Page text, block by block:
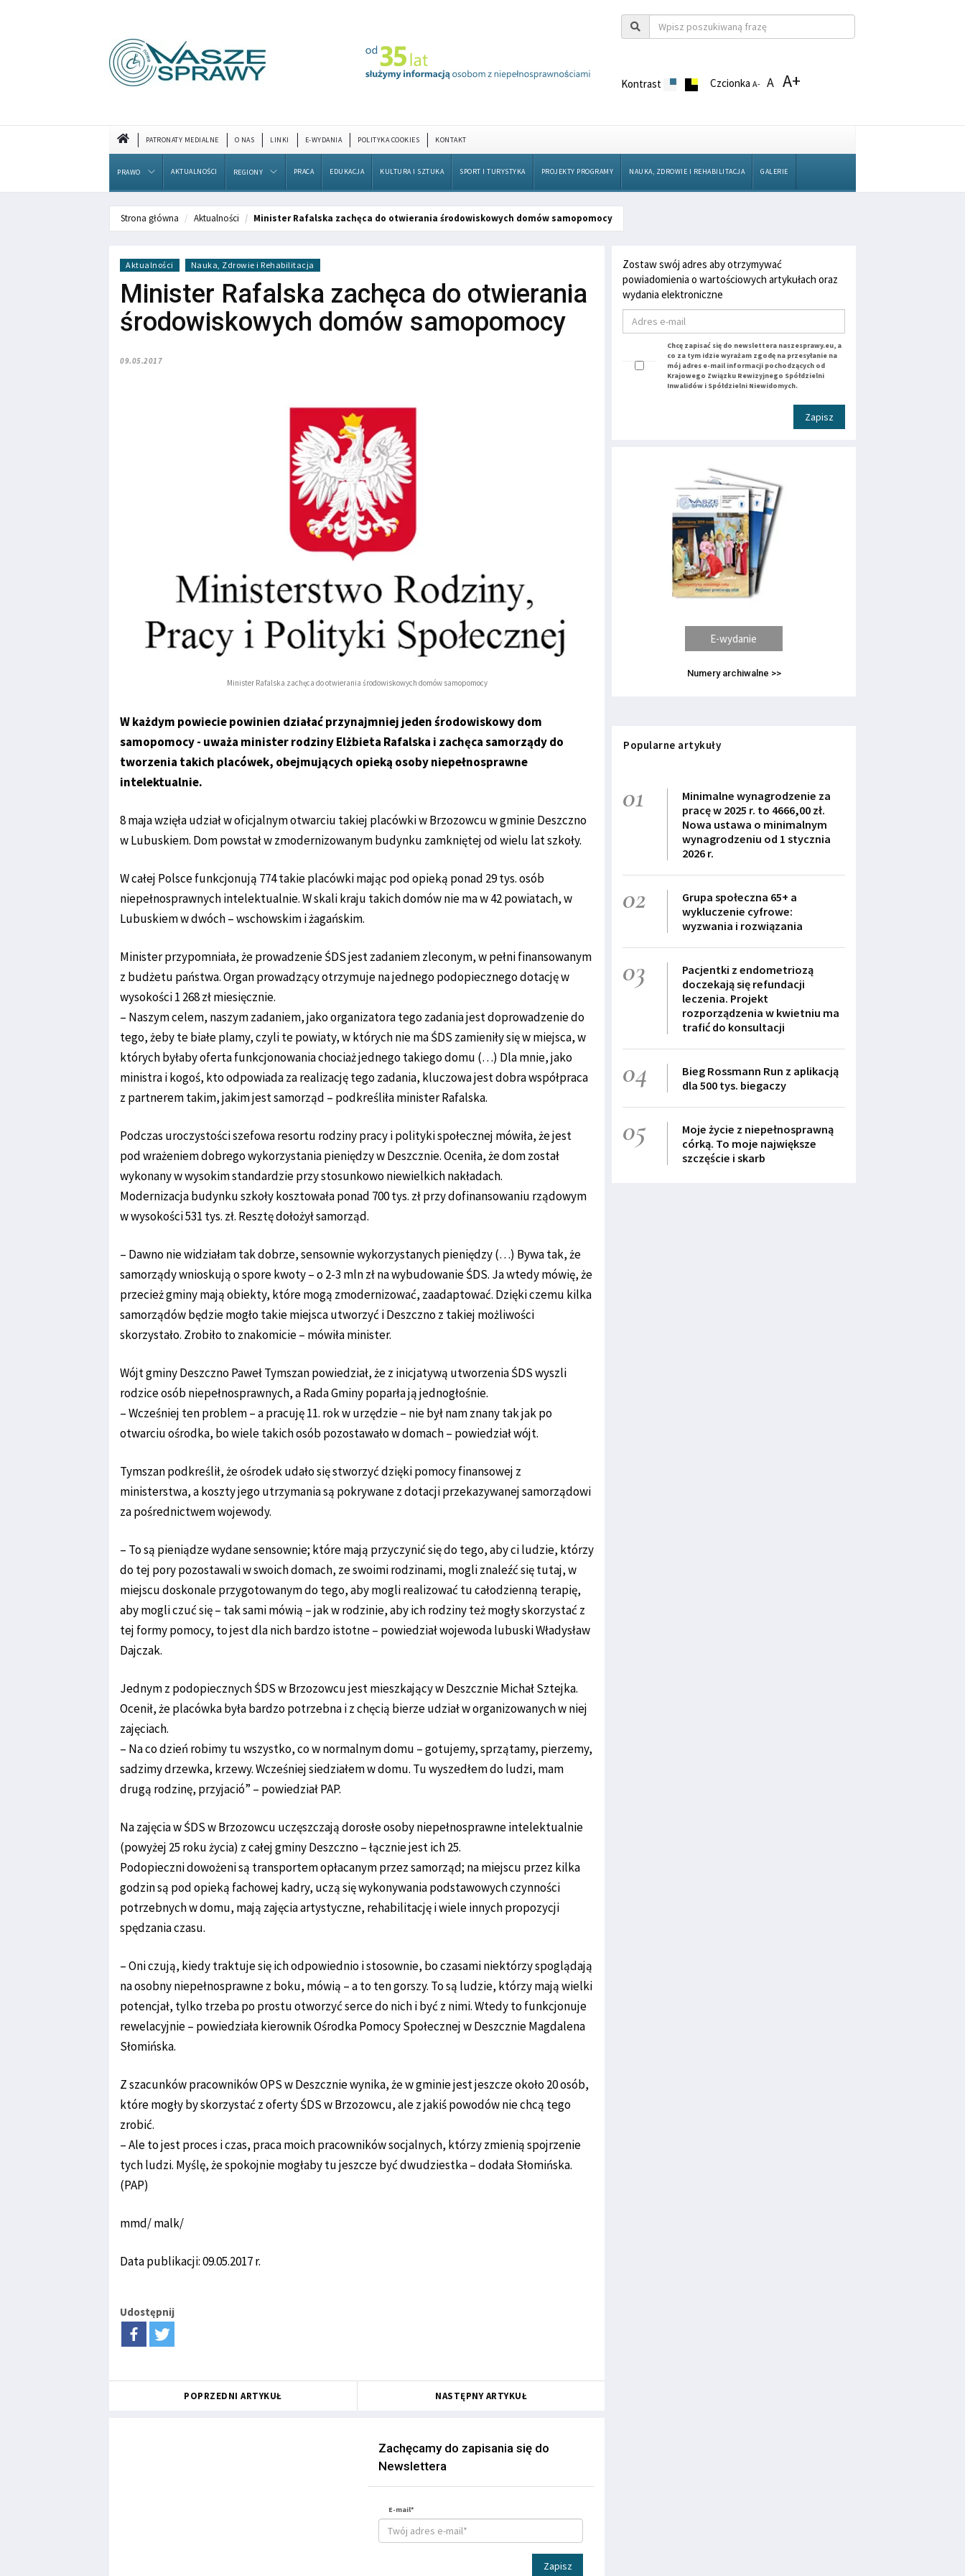
Kontrast CzcionkaA- A A+
PATRONATY MEDIALNE O NAS LINKI E-WYDANIA POLITYKA COOKIES KONTAKT
PRAWO AKTUALNOŚCI REGIONY PRACA EDUKACJA KULTURA I SZTUKA SPORT I TURYSTYKA PROJEKTY PROGRAMY NAUKA, ZDROWIE I REHABILITACJA GALERIE
Strona główna Aktualności Minister Rafalska zachęca do otwierania środowiskowych domów samopomocy
Aktualności Nauka, Zdrowie i Rehabilitacja
Minister Rafalska zachęca do otwierania
środowiskowych domów samopomocy
09.05.2017
Minister Rafalska zachęca do otwierania środowiskowych domów samopomocy
W każdym powiecie powinien działać przynajmniej jeden środowiskowy dom
samopomocy - uważa minister rodziny Elżbieta Rafalska i zachęca samorządy do
tworzenia takich placówek, obejmujących opieką osoby niepełnosprawne
intelektualnie.
8 maja wzięła udział w oficjalnym otwarciu takiej placówki w Brzozowcu w gminie Deszczno
w Lubuskiem. Dom powstał w zmodernizowanym budynku zamkniętej od wielu lat szkoły.
W całej Polsce funkcjonują 774 takie placówki mając pod opieką ponad 29 tys. osób
niepełnosprawnych intelektualnie. W skali kraju takich domów nie ma w 42 powiatach, w
Lubuskiem w dwóch – wschowskim i żagańskim.
Minister przypomniała, że prowadzenie ŚDS jest zadaniem zleconym, w pełni finansowanym
z budżetu państwa. Organ prowadzący otrzymuje na jednego podopiecznego dotację w
wysokości 1 268 zł miesięcznie.
– Naszym celem, naszym zadaniem, jako organizatora tego zadania jest doprowadzenie do
tego, żeby te białe plamy, czyli te powiaty, w których nie ma ŚDS zamieniły się w miejsca, w
których byłaby oferta funkcjonowania chociaż jednego takiego domu (…) Dla mnie, jako
ministra i kogoś, kto odpowiada za realizację tego zadania, kluczowa jest dobra współpraca
z partnerem takim, jakim jest samorząd – podkreśliła minister Rafalska.
Podczas uroczystości szefowa resortu rodziny pracy i polityki społecznej mówiła, że jest
pod wrażeniem dobrego wykorzystania pieniędzy w Deszcznie. Oceniła, że dom został
wykonany w wysokim standardzie przy stosunkowo niewielkich nakładach.
Modernizacja budynku szkoły kosztowała ponad 700 tys. zł przy dofinansowaniu rządowym
w wysokości 531 tys. zł. Resztę dołożył samorząd.
– Dawno nie widziałam tak dobrze, sensownie wykorzystanych pieniędzy (…) Bywa tak, że
samorządy wnioskują o spore kwoty – o 2-3 mln zł na wybudowanie ŚDS. Ja wtedy mówię, że
przecież gminy mają obiekty, które mogą zmodernizować, zaadaptować. Dzięki czemu kilka
samorządów będzie mogło takie miejsca utworzyć i Deszczno z takiej możliwości
skorzystało. Zrobiło to znakomicie – mówiła minister.
Wójt gminy Deszczno Paweł Tymszan powiedział, że z inicjatywą utworzenia ŚDS wyszli
rodzice osób niepełnosprawnych, a Rada Gminy poparła ją jednogłośnie.
– Wcześniej ten problem – a pracuję 11. rok w urzędzie – nie był nam znany tak jak po
otwarciu ośrodka, bo wiele takich osób pozostawało w domach – powiedział wójt.
Tymszan podkreślił, że ośrodek udało się stworzyć dzięki pomocy finansowej z
ministerstwa, a koszty jego utrzymania są pokrywane z dotacji przekazywanej samorządowi
za pośrednictwem wojewody.
– To są pieniądze wydane sensownie; które mają przyczynić się do tego, aby ci ludzie, którzy
do tej pory pozostawali w swoich domach, ze swoimi rodzinami, mogli znaleźć się tutaj, w
miejscu doskonale przygotowanym do tego, aby mogli realizować tu całodzienną terapię,
aby mogli czuć się – tak sami mówią – jak w rodzinie, aby ich rodziny też mogły skorzystać z
tej formy pomocy, to jest dla nich bardzo istotne – powiedział wojewoda lubuski Władysław
Dajczak.
Jednym z podopiecznych ŚDS w Brzozowcu jest mieszkający w Deszcznie Michał Sztejka.
Ocenił, że placówka była bardzo potrzebna i z chęcią bierze udział w organizowanych w niej
zajęciach.
– Na co dzień robimy tu wszystko, co w normalnym domu – gotujemy, sprzątamy, pierzemy,
sadzimy drzewka, krzewy. Wcześniej siedziałem w domu. Tu wyszedłem do ludzi, mam
drugą rodzinę, przyjació” – powiedział PAP.
Na zajęcia w ŚDS w Brzozowcu uczęszczają dorosłe osoby niepełnosprawne intelektualnie
(powyżej 25 roku życia) z całej gminy Deszczno – łącznie jest ich 25.
Podopieczni dowożeni są transportem opłacanym przez samorząd; na miejscu przez kilka
godzin są pod opieką fachowej kadry, uczą się wykonywania podstawowych czynności
potrzebnych w domu, mają zajęcia artystyczne, rehabilitację i wiele innych propozycji
spędzania czasu.
– Oni czują, kiedy traktuje się ich odpowiednio i stosownie, bo czasami niektórzy spoglądają
na osobny niepełnosprawne z boku, mówią – a to ten gorszy. To są ludzie, którzy mają wielki
potencjał, tylko trzeba po prostu otworzyć serce do nich i być z nimi. Wtedy to funkcjonuje
rewelacyjnie – powiedziała kierownik Ośrodka Pomocy Społecznej w Deszcznie Magdalena
Słomińska.
Z szacunków pracowników OPS w Deszcznie wynika, że w gminie jest jeszcze około 20 osób,
które mogły by skorzystać z oferty ŚDS w Brzozowcu, ale z jakiś powodów nie chcą tego
zrobić.
– Ale to jest proces i czas, praca moich pracowników socjalnych, którzy zmienią spojrzenie
tych ludzi. Myślę, że spokojnie mogłaby tu jeszcze być dwudziestka – dodała Słomińska.
(PAP)
mmd/ malk/
Data publikacji: 09.05.2017 r.
Udostępnij
POPRZEDNI ARTYKUŁ NASTĘPNY ARTYKUŁ
Zachęcamy do zapisania się do
Newslettera
E-mail*
Zapisz
Zostaw swój adres aby otrzymywać
powiadomienia o wartościowych artykułach oraz
wydania elektroniczne
Chcę zapisać się do newslettera naszesprawy.eu, a
co za tym idzie wyrażam zgodę na przesyłanie na
mój adres e-mail informacji pochodzących od
Krajowego Związku Rewizyjnego Spółdzielni
Inwalidów i Spółdzielni Niewidomych.
Zapisz
E-wydanie
Numery archiwalne >>
Popularne artykuły
01
Minimalne wynagrodzenie za
pracę w 2025 r. to 4666,00 zł.
Nowa ustawa o minimalnym
wynagrodzeniu od 1 stycznia
2026 r.
02
Grupa społeczna 65+ a
wykluczenie cyfrowe:
wyzwania i rozwiązania
03
Pacjentki z endometriozą
doczekają się refundacji
leczenia. Projekt
rozporządzenia w kwietniu ma
trafić do konsultacji
04
Bieg Rossmann Run z aplikacją
dla 500 tys. biegaczy
05
Moje życie z niepełnosprawną
córką. To moje największe
szczęście i skarb